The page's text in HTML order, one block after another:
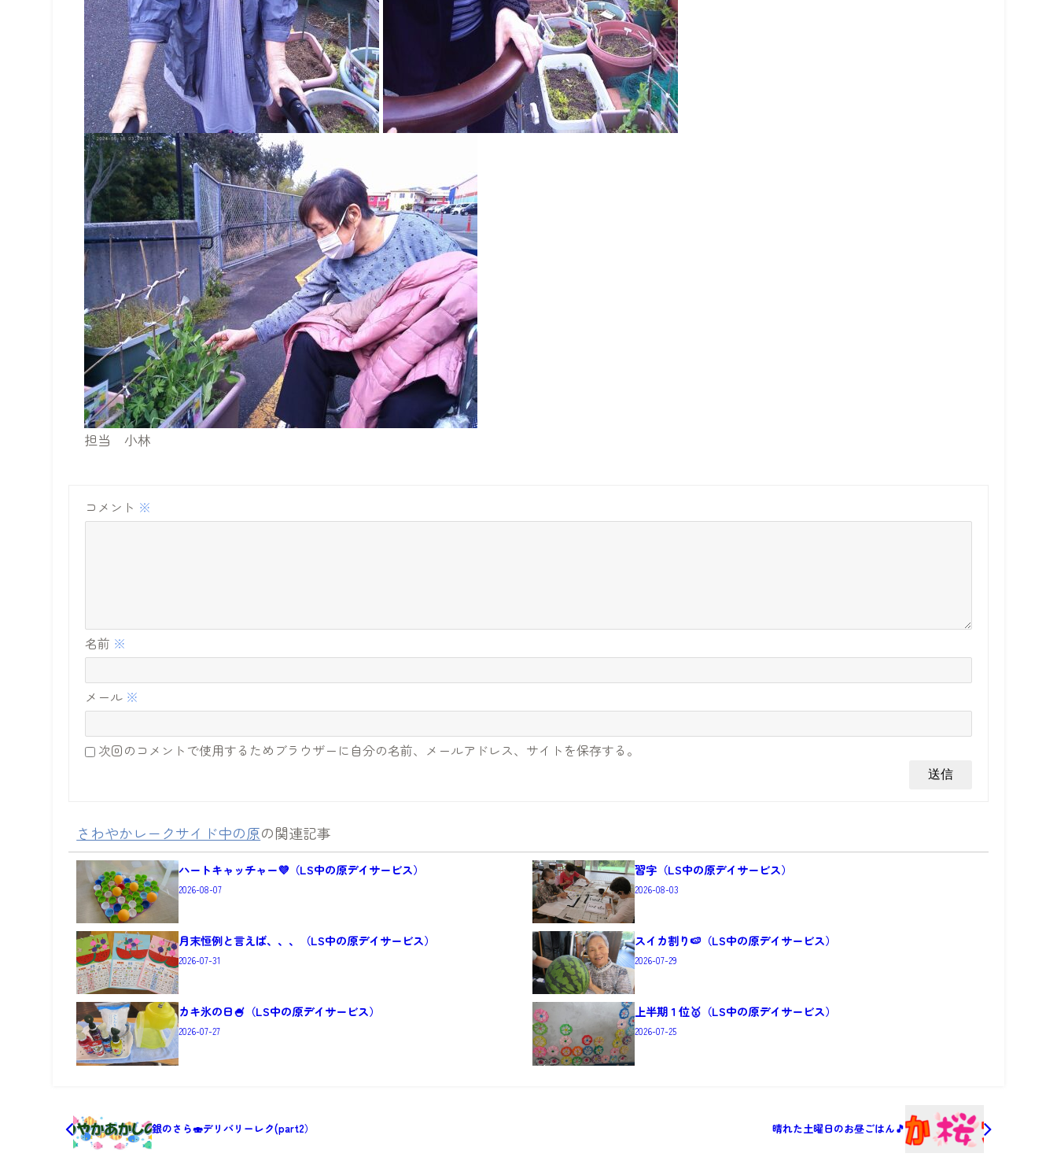
担当 小林
コメント ※
名前 ※
メール ※
次回のコメントで使用するためブラウザーに自分の名前、メールアドレス、サイトを保存する。
さわやかレークサイド中の原の関連記事
ハートキャッチャー💜（LS中の原デイサービス）
2026-08-07
習字（LS中の原デイサービス）
2026-08-03
月末恒例と言えば、、、（LS中の原デイサービス）
2026-07-31
スイカ割り🍉（LS中の原デイサービス）
2026-07-29
カキ氷の日🍧（LS中の原デイサービス）
2026-07-27
上半期１位🥇（LS中の原デイサービス）
2026-07-25
銀のさら🍣デリバリーレク(part2） 晴れた土曜日のお昼ごはん🎵